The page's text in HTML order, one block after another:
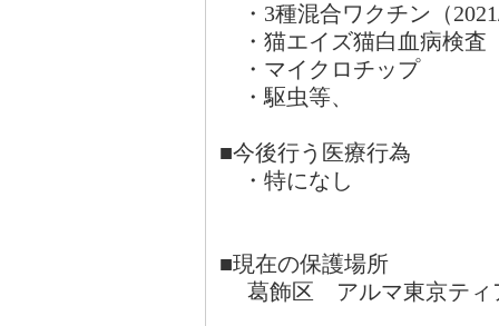
・3種混合ワクチン（
・猫エイズ猫白血病検査
・マイクロチップ
・駆虫等、
■今後行う医療行為
・特になし
■現在の保護場所
葛飾区 アルマ東京ティ